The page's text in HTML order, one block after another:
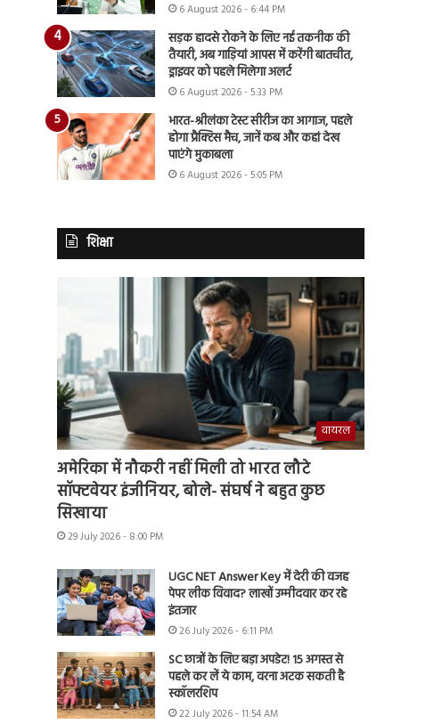
6 August 2026 - 6:44 PM
सड़क हादसे रोकने के लिए नई तकनीक की
तैयारी, अब गाड़ियां आपस में करेंगी बातचीत,
ड्राइवर को पहले मिलेगा अलर्ट
6 August 2026 - 5:33 PM
भारत-श्रीलंका टेस्ट सीरीज का आगाज, पहले
होगा प्रैक्टिस मैच, जानें कब और कहां देख
पाएंगे मुकाबला
6 August 2026 - 5:05 PM
शिक्षा
वायरल
अमेरिका में नौकरी नहीं मिली तो भारत लौटे
सॉफ्टवेयर इंजीनियर, बोले- संघर्ष ने बहुत कुछ
सिखाया
29 July 2026 - 8:00 PM
UGC NET Answer Key में देरी की वजह
पेपर लीक विवाद? लाखों उम्मीदवार कर रहे
इंतजार
26 July 2026 - 6:11 PM
SC छात्रों के लिए बड़ा अपडेट! 15 अगस्त से
पहले कर लें ये काम, वरना अटक सकती है
स्कॉलरशिप
22 July 2026 - 11:54 AM